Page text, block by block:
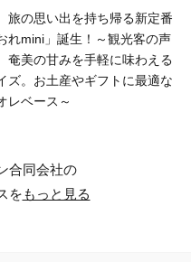
旅の思い出を持ち帰る新定番
れmini」誕生！～観光客の声
奄美の甘みを手軽に味わえる
ズ。お土産やギフトに最適な
レベース～
合同会社の
をもっと見る